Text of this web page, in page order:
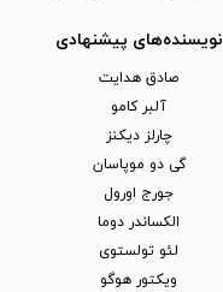
نویسنده‌های پیشنهادی
صادق هدایت
آلبر کامو
چارلز دیکنز
گی دو موپاسان
جورج اورول
الکساندر دوما
لئو تولستوی
ویکتور هوگو